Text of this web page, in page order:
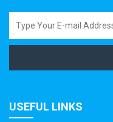
USEFUL LINKS